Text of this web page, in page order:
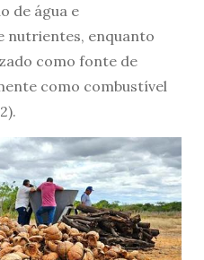
de água e
enquanto
como fonte de
como combustível